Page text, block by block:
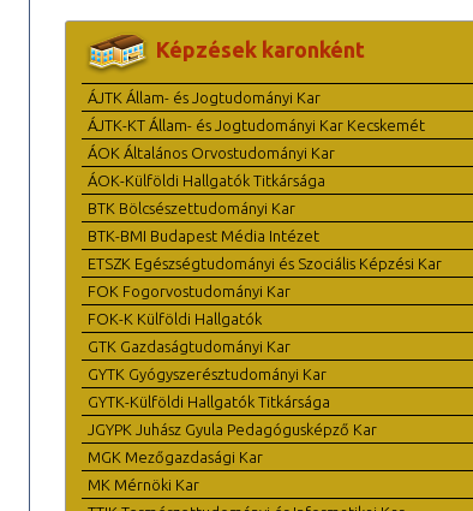
Képzések karonként
ÁJTK Állam- és Jogtudományi Kar
ÁJTK-KT Állam- és Jogtudományi Kar Kecskemét
ÁOK Általános Orvostudományi Kar
ÁOK-Külföldi Hallgatók Titkársága
BTK Bölcsészettudományi Kar
BTK-BMI Budapest Média Intézet
ETSZK Egészségtudományi és Szociális Képzési Kar
FOK Fogorvostudományi Kar
FOK-K Külföldi Hallgatók
GTK Gazdaságtudományi Kar
GYTK Gyógyszerésztudományi Kar
GYTK-Külföldi Hallgatók Titkársága
JGYPK Juhász Gyula Pedagógusképző Kar
MGK Mezőgazdasági Kar
MK Mérnöki Kar